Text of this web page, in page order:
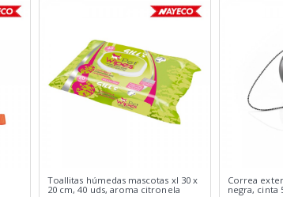
Toallitas húmedas mascotas xl 30 x
20 cm, 40 uds, aroma citronela
Correa
negra, cinta